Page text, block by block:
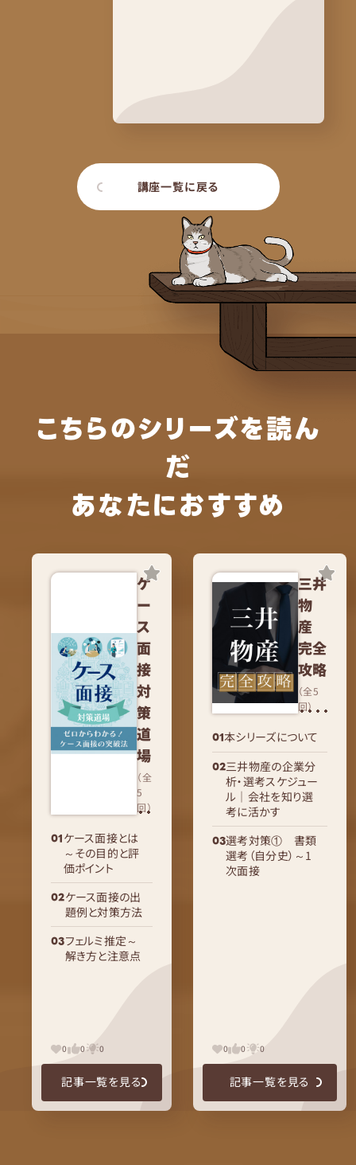
講座一覧に戻る
こちらのシリーズを読ん
だ
あなたにおすすめ
ケ
ー
ス
面
接
対
策
道
場
（全
5
回）
ケース面接とは
～その目的と評
価ポイント
ケース面接の出
題例と対策方法
フェルミ推定～
解き方と注意点
0 0 0
記事一覧を見る
三井
物
産
完全
攻略
（全5
回）
本シリーズについて
三井物産の企業分
析・選考スケジュー
ル｜会社を知り選
考に活かす
選考対策① 書類
選考（自分史）～1
次面接
0 0 0
記事一覧を見る